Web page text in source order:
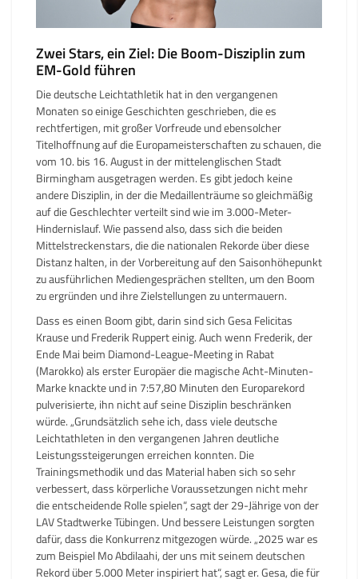
Zwei Stars, ein Ziel: Die Boom-Disziplin zum
EM-Gold führen
Die deutsche Leichtathletik hat in den vergangenen
Monaten so einige Geschichten geschrieben, die es
rechtfertigen, mit großer Vorfreude und ebensolcher
Titelhoffnung auf die Europameisterschaften zu schauen, die
vom 10. bis 16. August in der mittelenglischen Stadt
Birmingham ausgetragen werden. Es gibt jedoch keine
andere Disziplin, in der die Medaillenträume so gleichmäßig
auf die Geschlechter verteilt sind wie im 3.000-Meter-
Hindernislauf. Wie passend also, dass sich die beiden
Mittelstreckenstars, die die nationalen Rekorde über diese
Distanz halten, in der Vorbereitung auf den Saisonhöhepunkt
zu ausführlichen Mediengesprächen stellten, um den Boom
zu ergründen und ihre Zielstellungen zu untermauern.
Dass es einen Boom gibt, darin sind sich Gesa Felicitas
Krause und Frederik Ruppert einig. Auch wenn Frederik, der
Ende Mai beim Diamond-League-Meeting in Rabat
(Marokko) als erster Europäer die magische Acht-Minuten-
Marke knackte und in 7:57,80 Minuten den Europarekord
pulverisierte, ihn nicht auf seine Disziplin beschränken
würde. „Grundsätzlich sehe ich, dass viele deutsche
Leichtathleten in den vergangenen Jahren deutliche
Leistungssteigerungen erreichen konnten. Die
Trainingsmethodik und das Material haben sich so sehr
verbessert, dass körperliche Voraussetzungen nicht mehr
die entscheidende Rolle spielen“, sagt der 29-Jährige von der
LAV Stadtwerke Tübingen. Und bessere Leistungen sorgten
dafür, dass die Konkurrenz mitgezogen würde. „2025 war es
zum Beispiel Mo Abdilaahi, der uns mit seinem deutschen
Rekord über 5.000 Meter inspiriert hat“, sagt er. Gesa, die für